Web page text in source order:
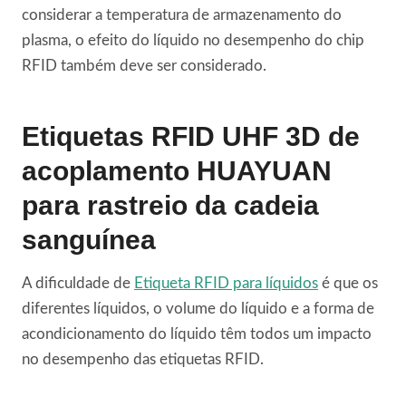
considerar a temperatura de armazenamento do
plasma, o efeito do líquido no desempenho do chip
RFID também deve ser considerado.
Etiquetas RFID UHF 3D de
acoplamento HUAYUAN
para rastreio da cadeia
sanguínea
A dificuldade de Etiqueta RFID para líquidos é que os
diferentes líquidos, o volume do líquido e a forma de
acondicionamento do líquido têm todos um impacto
no desempenho das etiquetas RFID.